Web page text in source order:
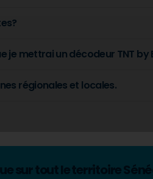
mettrai un décodeur TNT by
régionales et locales.
sur tout le territoire